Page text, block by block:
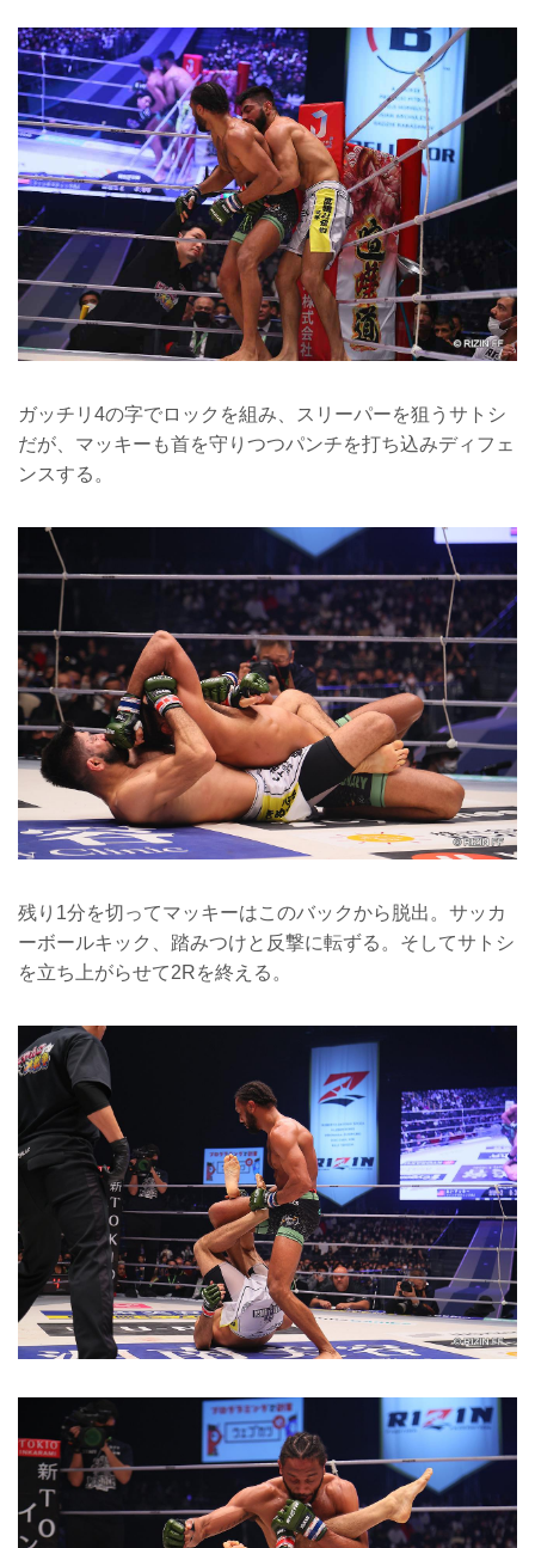
ガッチリ4の字でロックを組み、スリーパーを狙うサトシ
だが、マッキーも首を守りつつパンチを打ち込みディフェ
ンスする。
残り1分を切ってマッキーはこのバックから脱出。サッカ
ーボールキック、踏みつけと反撃に転ずる。そしてサトシ
を立ち上がらせて2Rを終える。